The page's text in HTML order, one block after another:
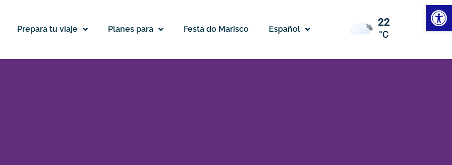
Prepara tu viaje Planes para Festa do Marisco Español
22
°C
Abrir